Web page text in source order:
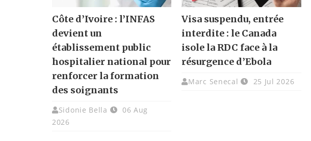
Côte d’Ivoire : l’INFAS
devient un
établissement public
hospitalier national pour
renforcer la formation
des soignants
Sidonie Bella
06 Aug
2026
Visa suspendu, entrée
interdite : le Canada
isole la RDC face à la
résurgence d’Ebola
Marc Senecal 25 Jul 2026